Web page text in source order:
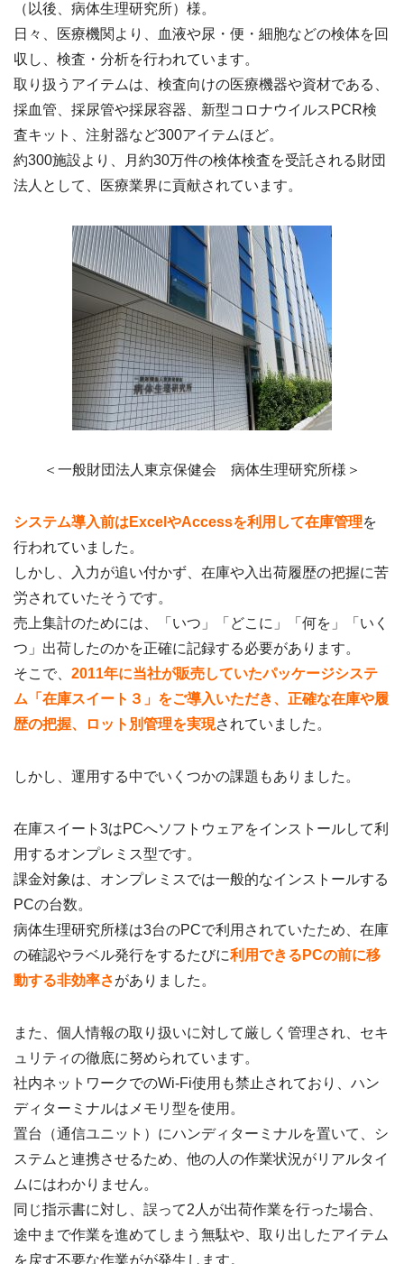
（以後、病体生理研究所）様。
日々、医療機関より、血液や尿・便・細胞などの検体を回
収し、検査・分析を行われています。
取り扱うアイテムは、検査向けの医療機器や資材である、
採血管、採尿管や採尿容器、新型コロナウイルスPCR検
査キット、注射器など300アイテムほど。
約300施設より、月約30万件の検体検査を受託される財団
法人として、医療業界に貢献されています。
＜一般財団法人東京保健会 病体生理研究所様＞
システム導入前はExcelやAccessを利用して在庫管理を
行われていました。
しかし、入力が追い付かず、在庫や入出荷履歴の把握に苦
労されていたそうです。
売上集計のためには、「いつ」「どこに」「何を」「いく
つ」出荷したのかを正確に記録する必要があります。
そこで、 2011年に当社が販売していたパッケージシステ
ム「在庫スイート３」をご導入いただき、正確な在庫や履
歴の把握、ロット別管理を実現されていました。
しかし、運用する中でいくつかの課題もありました。
在庫スイート3はPCへソフトウェアをインストールして利
用するオンプレミス型です。
課金対象は、オンプレミスでは一般的なインストールする
PCの台数。
病体生理研究所様は3台のPCで利用されていたため、在庫
の確認やラベル発行をするたびに利用できるPCの前に移
動する非効率さがありました。
また、個人情報の取り扱いに対して厳しく管理され、セキ
ュリティの徹底に努められています。
社内ネットワークでのWi-Fi使用も禁止されており、ハン
ディターミナルはメモリ型を使用。
置台（通信ユニット）にハンディターミナルを置いて、シ
ステムと連携させるため、他の人の作業状況がリアルタイ
ムにはわかりません。
同じ指示書に対し、誤って2人が出荷作業を行った場合、
途中まで作業を進めてしまう無駄や、取り出したアイテム
を戻す不要な作業がが発生します。